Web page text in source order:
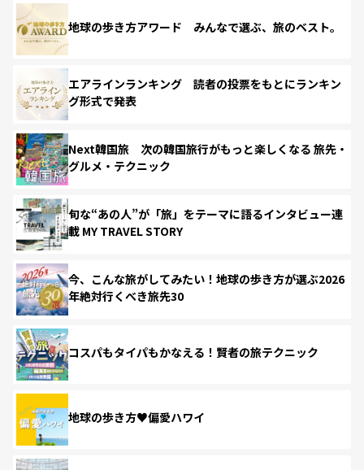
地球の歩き方アワード みんなで選ぶ、旅のベスト。
エアラインランキング 読者の投票をもとにランキン
グ形式で発表
Next韓国旅 次の韓国旅行がもっと楽しくなる 旅先・
グルメ・テクニック
旬な“あの人”が「旅」をテーマに語るインタビュー連
載 MY TRAVEL STORY
今、こんな旅がしてみたい！地球の歩き方が選ぶ2026
年絶対行くべき旅先30
コスパもタイパもかなえる！賢者の旅テクニック
地球の歩き方♥偏愛ハワイ